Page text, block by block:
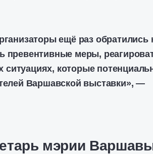
ещё раз обратились
превентивные меры,
которые
Варшавской выставки», —
мэрии